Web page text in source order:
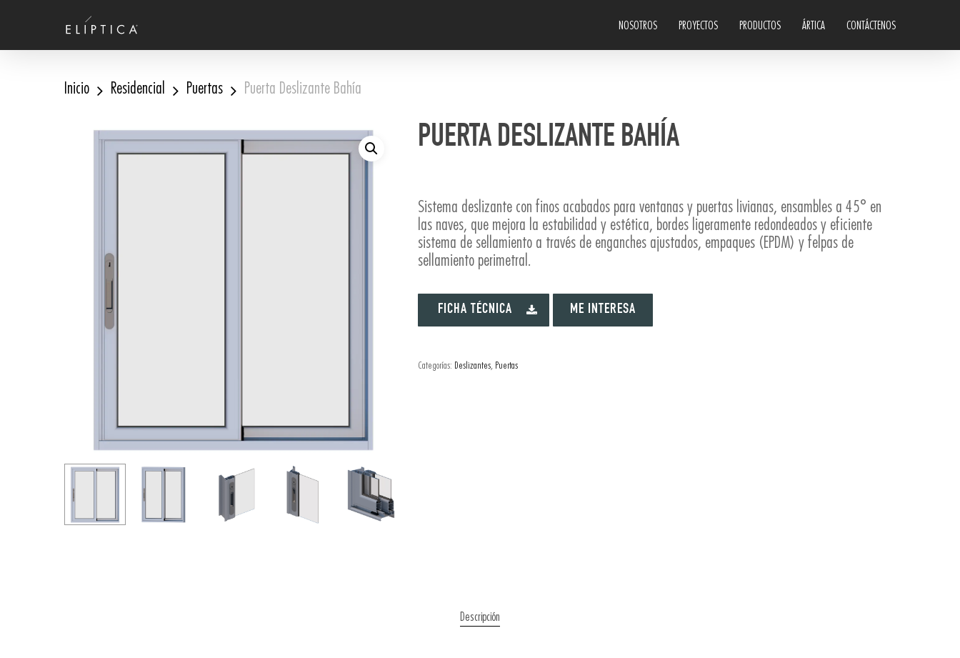
NOSOTROS PROYECTOS PRODUCTOS ÁRTICA CONTÁCTENOS
Inicio Residencial Puertas Puerta Deslizante Bahía
PUERTA DESLIZANTE BAHÍA
Sistema deslizante con finos acabados para ventanas y puertas livianas, ensambles a 45° en
las naves, que mejora la estabilidad y estética, bordes ligeramente redondeados y eficiente
sistema de sellamiento a través de enganches ajustados, empaques (EPDM) y felpas de
sellamiento perimetral.
FICHA TÉCNICA ME INTERESA
Categorías: Deslizantes, Puertas
Descripción